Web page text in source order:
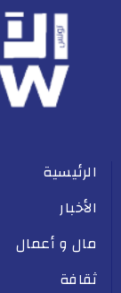
الرئيسية
الأخبار
مال و أعمال
ثقافة